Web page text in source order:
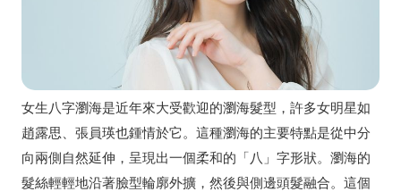
女生八字瀏海是近年來大受歡迎的瀏海髮型，許多女明星如
趙露思、張員瑛也鍾情於它。這種瀏海的主要特點是從中分
向兩側自然延伸，呈現出一個柔和的「八」字形狀。瀏海的
髮絲輕輕地沿著臉型輪廓外擴，然後與側邊頭髮融合。這個